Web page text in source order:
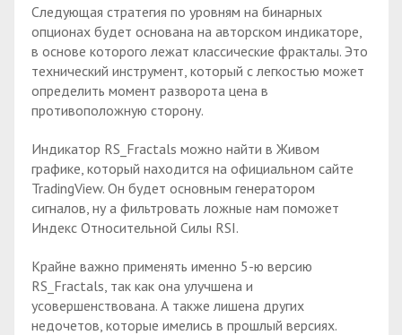
Следующая стратегия по уровням на бинарных
опционах будет основана на авторском индикаторе,
в основе которого лежат классические фракталы. Это
технический инструмент, который с легкостью может
определить момент разворота цена в
противоположную сторону.
Индикатор RS_Fractals можно найти в Живом
графике, который находится на официальном сайте
TradingView. Он будет основным генератором
сигналов, ну а фильтровать ложные нам поможет
Индекс Относительной Силы RSI.
Крайне важно применять именно 5-ю версию
RS_Fractals, так как она улучшена и
усовершенствована. А также лишена других
недочетов, которые имелись в прошлый версиях.